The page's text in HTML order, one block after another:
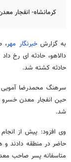
کرمانشاه- انفجار
به گزارشخبرنگار مهر،
دالاهو، حادثه ای رخ
حادثه کشته شد.
سرهنگ محمدرضا آمویی
حین انفجار معدن
شد.
وی افزود: پیش از انجام
حاضر در منطقه دادند
متاسفانه پسر صاحب